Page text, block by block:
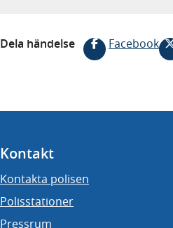
Dela händelse Facebook
Kontakt
Kontakta polisen
Polisstationer
Pressrum